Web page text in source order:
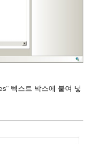
텍스트 박스에 붙여 넣